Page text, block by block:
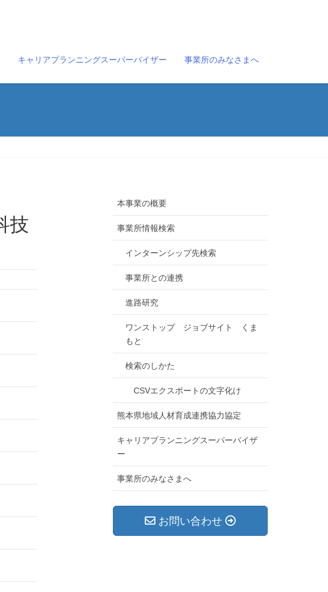
キャリアプランニングスーパーバイザー 事業所のみなさまへ
本事業の概要
事業所情報検索
インターンシップ先検索
事業所との連携
進路研究
ワンストップ ジョブサイト くま
もと
検索のしかた
CSVエクスポートの文字化け
熊本県地域人材育成連携協力協定
キャリアプランニングスーパーバイザ
ー
事業所のみなさまへ
お問い合わせ